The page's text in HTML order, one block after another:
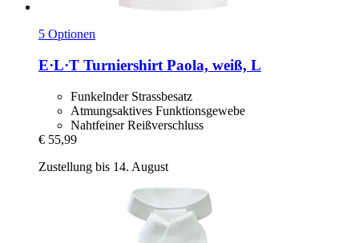
5 Optionen
E·L·T Turniershirt Paola, weiß, L
Funkelnder Strassbesatz
Atmungsaktives Funktionsgewebe
Nahtfeiner Reißverschluss
€ 55,99
Zustellung bis 14. August